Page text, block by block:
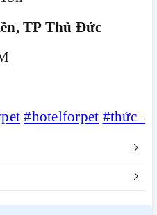
TP Thủ Đức
#hotelforpet